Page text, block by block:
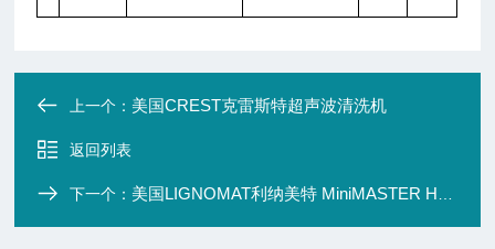
上一个： 美国CREST克雷斯特超声波清洗机
返回列表
下一个： 美国LIGNOMAT利纳美特 MiniMASTER HT木材湿度计价格